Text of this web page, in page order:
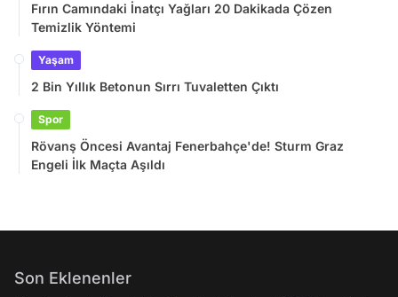
Fırın Camındaki İnatçı Yağları 20 Dakikada Çözen
Temizlik Yöntemi
Yaşam
2 Bin Yıllık Betonun Sırrı Tuvaletten Çıktı
Spor
Rövanş Öncesi Avantaj Fenerbahçe'de! Sturm Graz
Engeli İlk Maçta Aşıldı
Son Eklenenler